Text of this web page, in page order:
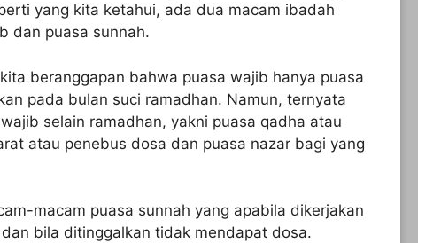
yang kita ketahui, ada dua macam ibadah
dan puasa sunnah.
beranggapan bahwa puasa wajib hanya puasa
pada bulan suci ramadhan. Namun, ternyata
selain ramadhan, yakni puasa qadha atau
atau penebus dosa dan puasa nazar bagi yang
macam puasa sunnah yang apabila dikerjakan
bila ditinggalkan tidak mendapat dosa.